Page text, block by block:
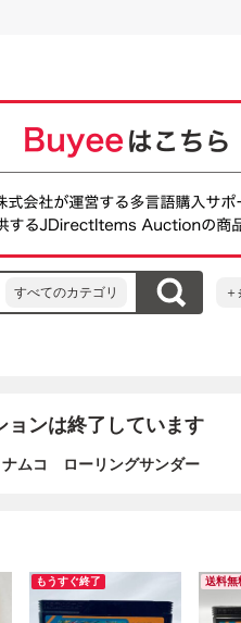
すべてのカテゴリ
ョンは終了しています
ナムコ ローリングサンダー
もうすぐ終了 送料無